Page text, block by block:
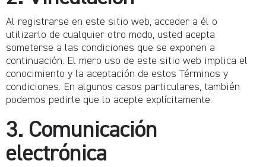
Al registrarse en este sitio web, acceder a él o
utilizarlo de cualquier otro modo, usted acepta
someterse a las condiciones que se exponen a
continuación. El mero uso de este sitio web implica el
conocimiento y la aceptación de estos Términos y
condiciones. En algunos casos particulares, también
podemos pedirle que lo acepte explícitamente.
3. Comunicación
electrónica